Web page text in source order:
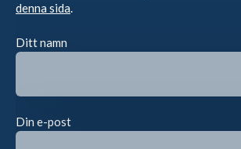
denna sida.
Ditt namn
Din e-post